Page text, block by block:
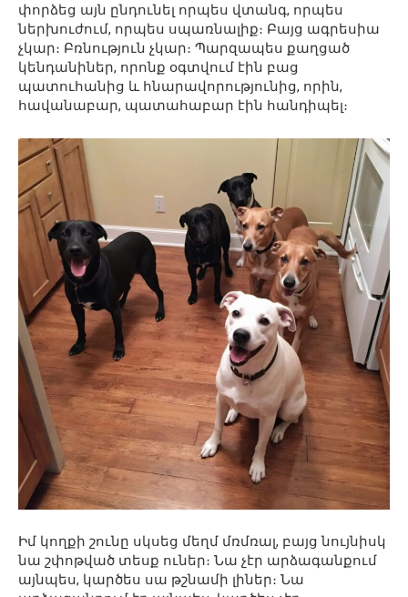
փորձեց այն ընդունել որպես վտանգ, որպես
ներխուժում, որպես սպառնալիք։ Բայց ագրեսիա
չկար։ Բռնություն չկար։ Պարզապես քաղցած
կենդանիներ, որոնք օգտվում էին բաց
պատուհանից և հնարավորությունից, որին,
հավանաբար, պատահաբար էին հանդիպել։
Իմ կողքի շունը սկսեց մեղմ մռմռալ, բայց նույնիսկ
նա շփոթված տեսք ուներ։ Նա չէր արձագանքում
այնպես, կարծես սա թշնամի լիներ։ Նա